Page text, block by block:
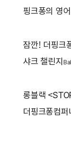
핑크퐁의 영
잠깐! 더핑크
샤크 챌린지
롱블랙
더핑크퐁컴